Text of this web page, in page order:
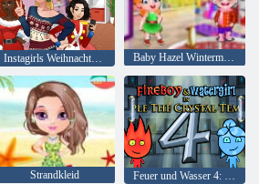
Instagirls Weihnachtskleid Baby Hazel Wintermode
Strandkleid
Feuer und Wasser 4: Kristalltempel